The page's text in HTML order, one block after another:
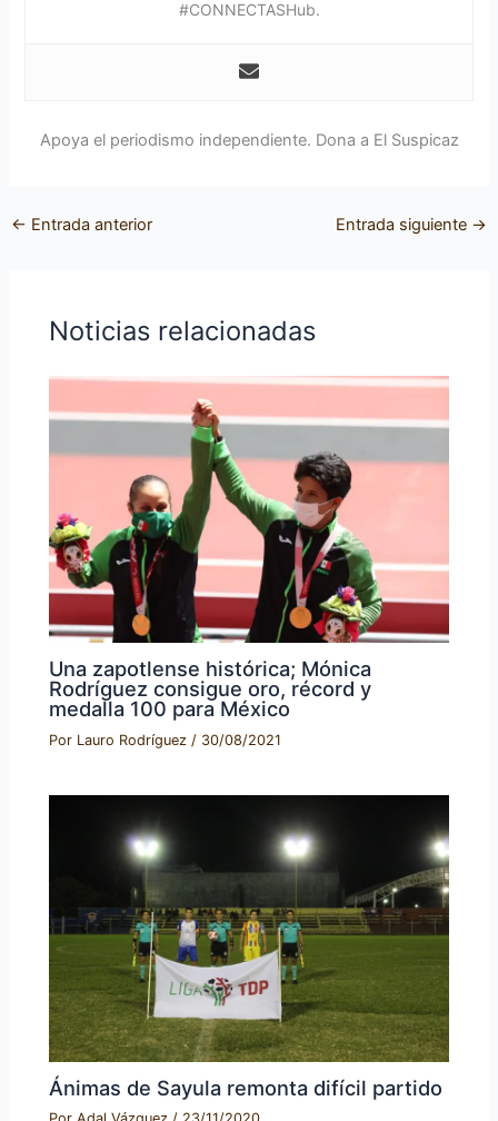
#CONNECTASHub.
Apoya el periodismo independiente. Dona a El Suspicaz
← Entrada anterior Entrada siguiente →
Noticias relacionadas
Una zapotlense histórica; Mónica
Rodríguez consigue oro, récord y
medalla 100 para México
Por Lauro Rodríguez / 30/08/2021
Ánimas de Sayula remonta difícil partido